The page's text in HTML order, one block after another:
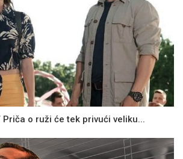
o ruži će tek privući veliku...